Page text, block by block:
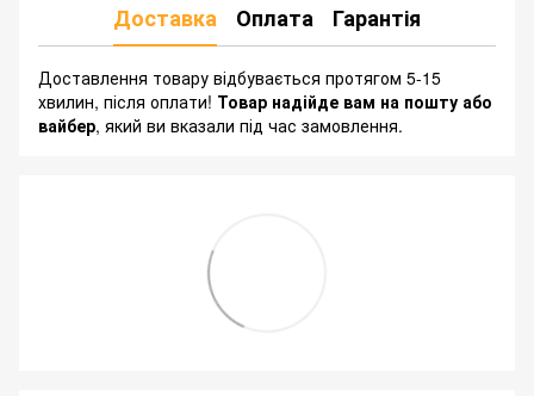
Доставка Оплата Гарантія
Доставлення товару відбувається протягом 5-15
хвилин, після оплати! Товар надійде вам на пошту або
вайбер, який ви вказали під час замовлення.